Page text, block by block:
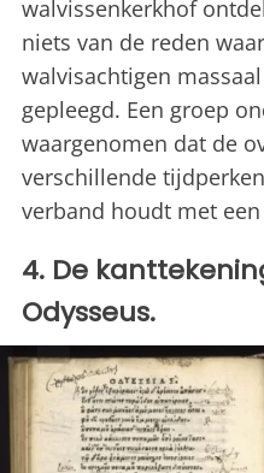
walvissenkerkhof
niets van de reden
walvisachtigen
gepleegd. Een groep
waargenomen dat de
verschillende
verband houdt met een
4. De
Odysseus.